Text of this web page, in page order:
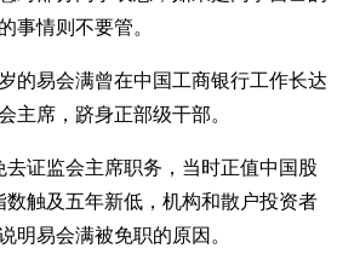
事情则不要管。
的易会满曾在中国工商银行工作长达
主席，跻身正部级干部。
证监会主席职务，当时正值中国股
数触及五年新低，机构和散户投资者
明易会满被免职的原因。